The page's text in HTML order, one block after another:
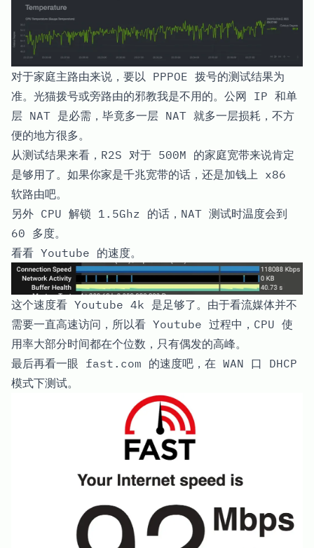
对于家庭主路由来说，要以 PPPOE 拨号的测试结果为
准。光猫拨号或旁路由的邪教我是不用的。公网 IP 和单
层 NAT 是必需，毕竟多一层 NAT 就多一层损耗，不方
便的地方很多。
从测试结果来看，R2S 对于 500M 的家庭宽带来说肯定
是够用了。如果你家是千兆宽带的话，还是加钱上 x86
软路由吧。
另外 CPU 解锁 1.5Ghz 的话，NAT 测试时温度会到
60 多度。
看看 Youtube 的速度。
这个速度看 Youtube 4k 是足够了。由于看流媒体并不
需要一直高速访问，所以看 Youtube 过程中，CPU 使
用率大部分时间都在个位数，只有偶发的高峰。
最后再看一眼 fast.com 的速度吧，在 WAN 口 DHCP
模式下测试。